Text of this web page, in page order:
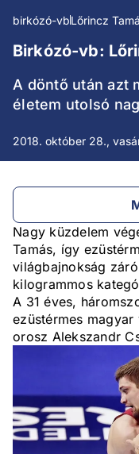
birkózó-vbLőrincz
Birkózó-vb:
A döntő után azt
életem utolsó
2018. október 28.,
Nagy küzdelem
Tamás, így
világbajnokság
kilogrammos
A 31 éves,
ezüstérmes
orosz Alekszandr